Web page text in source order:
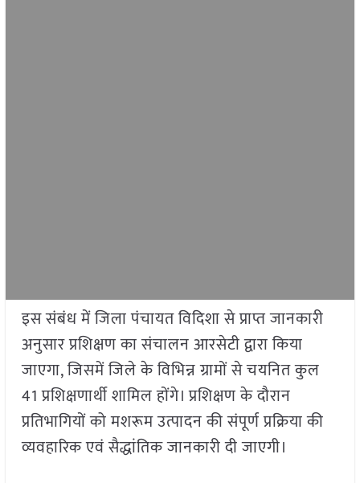
इस संबंध में जिला पंचायत विदिशा से प्राप्त जानकारी
अनुसार प्रशिक्षण का संचालन आरसेटी द्वारा किया
जाएगा, जिसमें जिले के विभिन्न ग्रामों से चयनित कुल
41 प्रशिक्षणार्थी शामिल होंगे। प्रशिक्षण के दौरान
प्रतिभागियों को मशरूम उत्पादन की संपूर्ण प्रक्रिया की
व्यवहारिक एवं सैद्धांतिक जानकारी दी जाएगी।